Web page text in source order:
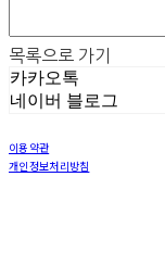
목록으로 가기
카카오톡
네이버 블로그
이용약관
개인정보처리방침